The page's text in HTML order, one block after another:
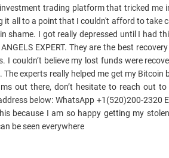
trading platform that tricked me
all to a point that I couldn't afford to take
shame. I got really depressed until I had
EXPERT. They are the best
couldn’t believe my lost funds were
experts really helped me get my
out there, don’t hesitate to reach out
below: WhatsApp +1(520)200-2320
because I am so happy getting my
be seen everywhere